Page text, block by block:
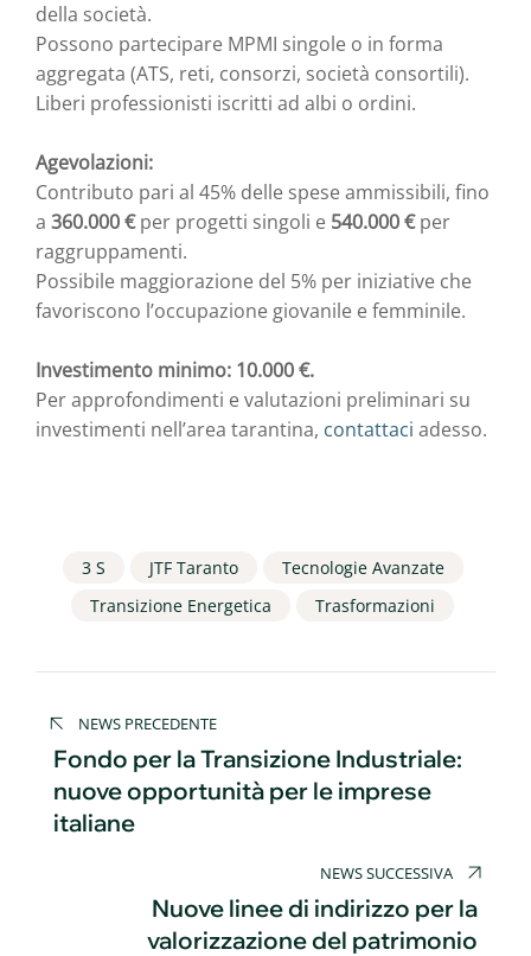
della società.
Possono partecipare MPMI singole o in forma
aggregata (ATS, reti, consorzi, società consortili).
Liberi professionisti iscritti ad albi o ordini.
Agevolazioni:
Contributo pari al 45% delle spese ammissibili, fino
a 360.000 €per progetti singoli e 540.000 €per
raggruppamenti.
Possibile maggiorazione del 5% per iniziative che
favoriscono l’occupazione giovanile e femminile.
Investimento minimo: 10.000 €.
Per approfondimenti e valutazioni preliminari su
investimenti nell’area tarantina, contattaci adesso.
3 S JTF Taranto
Tecnologie Avanzate
Transizione Energetica
Trasformazioni
Navigazione
articoli
NEWS PRECEDENTE
Fondo per la Transizione Industriale:
nuove opportunità per le imprese
italiane
NEWS SUCCESSIVA
Nuove linee di indirizzo per la
valorizzazione del patrimonio